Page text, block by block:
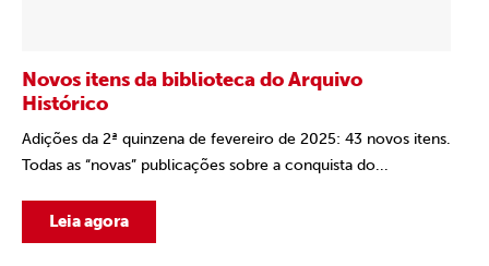
Novos itens da biblioteca do Arquivo
Histórico
Adições da 2ª quinzena de fevereiro de 2025: 43 novos itens.
Todas as “novas” publicações sobre a conquista do...
Leia agora